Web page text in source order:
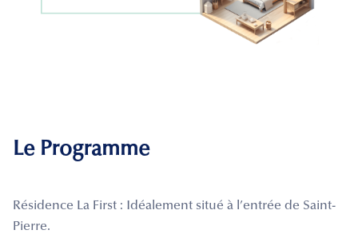
Le Programme
Résidence La First : Idéalement situé à l’entrée de Saint-
Pierre.